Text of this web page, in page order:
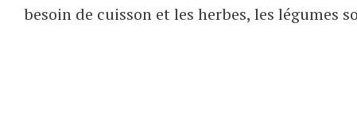
besoin de cuisson et les herbes, les légumes